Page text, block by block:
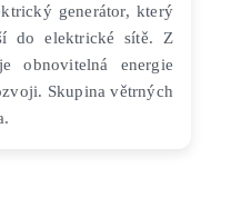
generátor, který
do elektrické sítě. Z
obnovitelná energie
Skupina větrných